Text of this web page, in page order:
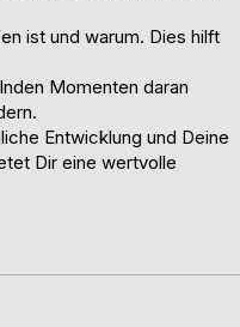
ist und warum. Dies hilft
Momenten daran
Entwicklung und Deine
Dir eine wertvolle